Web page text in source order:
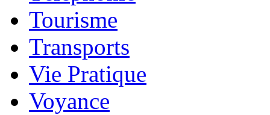
Tourisme
Transports
Vie Pratique
Voyance